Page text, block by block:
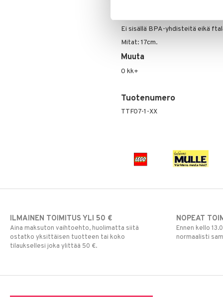
Hauskalla virikelelulla
Ei sisällä BPA-yhdisteitä eikä
Mitat: 17cm.
Muuta
0 kk+
Tuotenumero
TTF07-1-XX
ILMAINEN TOIMITUS YLI 50 €
Aina maksuton vaihtoehto, huolimatta siitä
ostatko yksittäisen tuotteen tai koko
tilauksellesi joka ylittää 50 €.
NOPEAT
Ennen kello
normaalisti